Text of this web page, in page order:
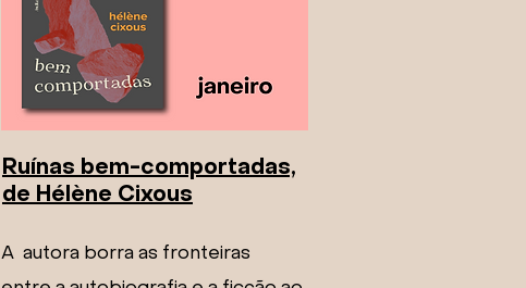
Ruínas bem-comportadas,
de Hélène Cixous
A autora borra as fronteiras